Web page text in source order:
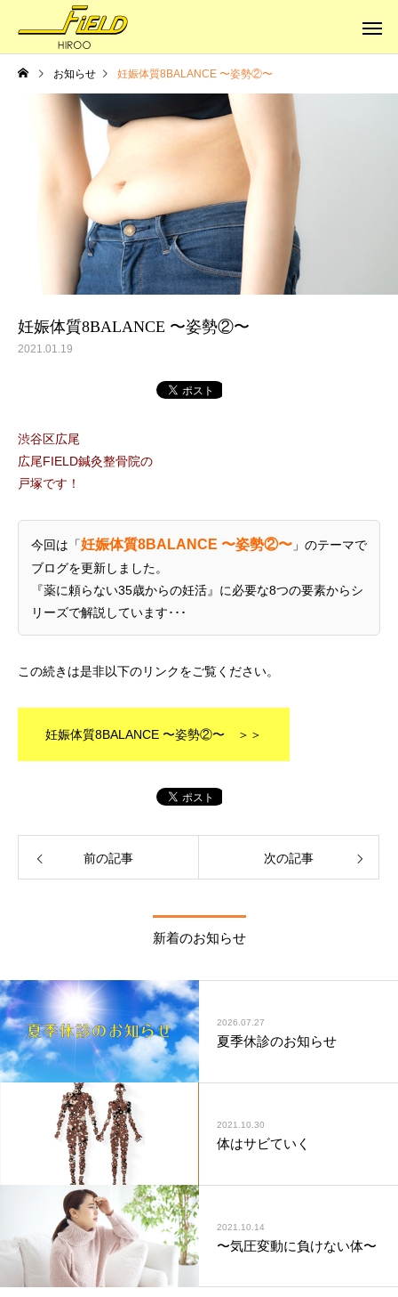
健康への道
体はサビていく
健康への道
本当の健康に
お知らせ 妊娠体質8BALANCE 〜姿勢②〜
妊娠体質8BALANCE 〜姿勢②〜
2021.01.19
渋谷区広尾
広尾FIELD鍼灸整骨院の
戸塚です！
今回は「妊娠体質8BALANCE 〜姿勢②〜 」のテーマで
ブログを更新しました。
『薬に頼らない35歳からの妊活』に必要な8つの要素からシ
リーズで解説しています･･･
この続きは是非以下のリンクをご覧ください。
妊娠体質8BALANCE 〜姿勢②〜 ＞＞
前の記事 次の記事
新着のお知らせ
2026.07.27
夏季休診のお知らせ
2021.10.30
体はサビていく
2021.10.14
〜気圧変動に負けない体〜